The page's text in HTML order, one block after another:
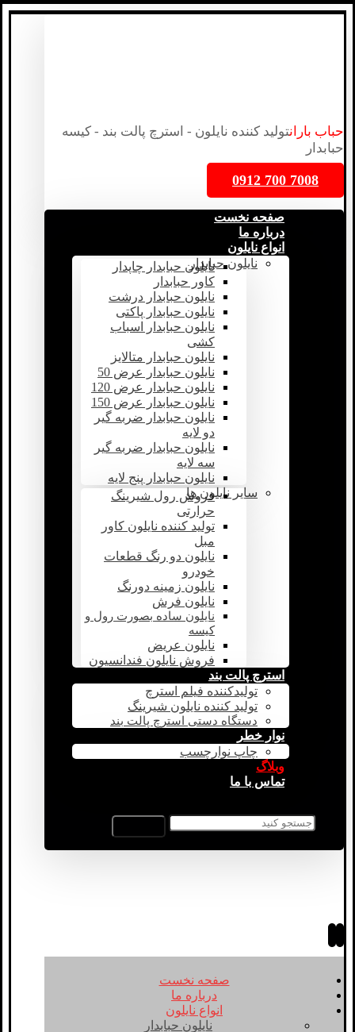
حباب بارانتولید کننده نایلون - استرچ پالت بند - کیسه
حبابدار
7008 700 0912
صفحه نخست
درباره ما
انواع نایلون
نایلون حبابدارنایلون حبابدار چاپدار
کاور حبابدار
نایلون حبابدار درشت
نایلون حبابدار پاکتی
نایلون حبابدار اسباب
کشی
نایلون حبابدار متالایز
نایلون حبابدار عرض 50
نایلون حبابدار عرض 120
نایلون حبابدار عرض 150
نایلون حبابدار ضربه گیر
دو لایه
نایلون حبابدار ضربه گیر
سه لایه
نایلون حبابدار پنج لایه
سایر نایلون هافروش رول شیرینگ
حرارتی
تولید کننده نایلون کاور
مبل
نایلون دو رنگ قطعات
خودرو
نایلون زمینه دورنگ
نایلون فرش
نایلون ساده بصورت رول و
کیسه
نایلون عریض
فروش نایلون فندانسیون
استرچ پالت بند
تولیدکننده فیلم استرچ
تولید کننده نایلون شیرینگ
دستگاه دستی استرچ پالت بند
نوار خطر
چاپ نوارچسب
وبلاگ
تماس با ما
صفحه نخست
درباره ما
انواع نایلون
نایلون حبابدار